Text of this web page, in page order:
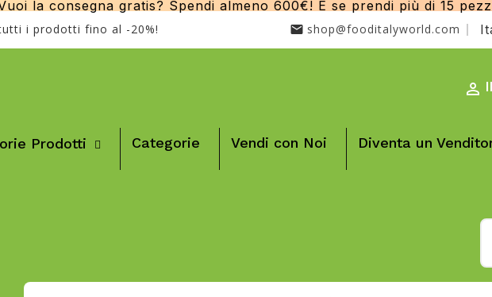
la consegna gratis? Spendi almeno 600€! E se prendi più di 15
i prodotti fino al -20%! shop@fooditalyworld.com
Prodotti Categorie Vendi con Noi Diventa un